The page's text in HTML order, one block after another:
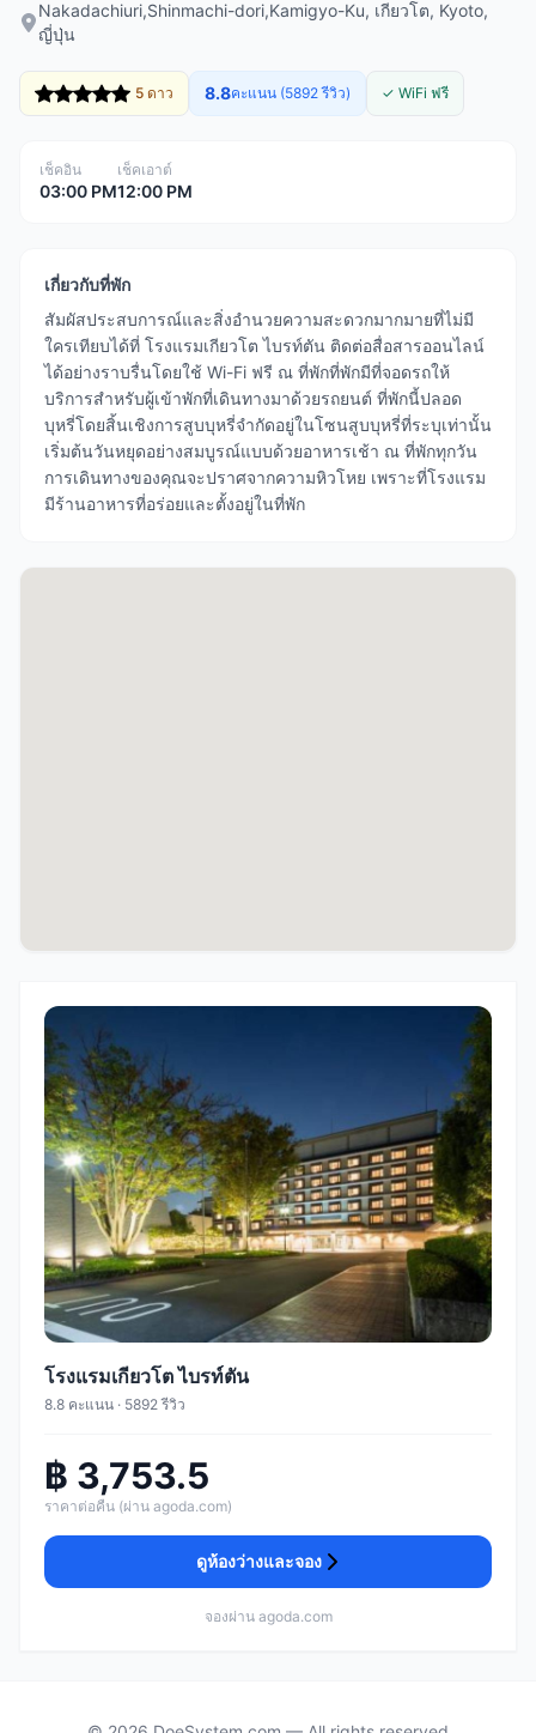
Nakadachiuri,Shinmachi-dori,Kamigyo-Ku, เกียวโต, Kyoto,
ญี่ปุ่น
5 ดาว 8.8คะแนน (5892 รีวิว) ✓ WiFi ฟรี
เช็คอิน
03:00 PM
เช็คเอาต์
12:00 PM
เกี่ยวกับที่พัก
สัมผัสประสบการณ์และสิ่งอำนวยความสะดวกมากมายที่ไม่มี
ใครเทียบได้ที่ โรงแรมเกียวโต ไบรท์ตัน ติดต่อสื่อสารออนไลน์
ได้อย่างราบรื่นโดยใช้ Wi-Fi ฟรี ณ ที่พักที่พักมีที่จอดรถให้
บริการสำหรับผู้เข้าพักที่เดินทางมาด้วยรถยนต์ ที่พักนี้ปลอด
บุหรี่โดยสิ้นเชิงการสูบบุหรี่จำกัดอยู่ในโซนสูบบุหรี่ที่ระบุเท่านั้น
เริ่มต้นวันหยุดอย่างสมบูรณ์แบบด้วยอาหารเช้า ณ ที่พักทุกวัน
การเดินทางของคุณจะปราศจากความหิวโหย เพราะที่โรงแรม
มีร้านอาหารที่อร่อยและตั้งอยู่ในที่พัก
โรงแรมเกียวโต ไบรท์ตัน
8.8 คะแนน · 5892 รีวิว
฿ 3,753.5
ราคาต่อคืน (ผ่าน agoda.com)
ดูห้องว่างและจอง
จองผ่าน agoda.com